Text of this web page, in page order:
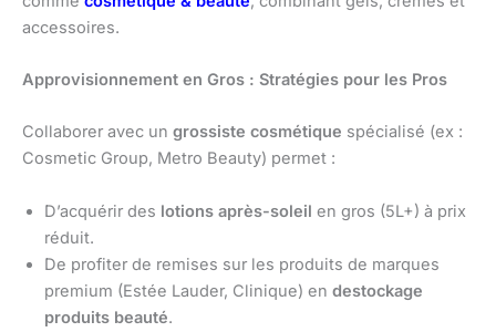
accessoires.
Approvisionnement en Gros : Stratégies pour les Pros
Collaborer avec un grossiste cosmétique spécialisé (ex :
Cosmetic Group, Metro Beauty) permet :
D’acquérir des lotions après-soleil en gros (5L+) à prix
réduit.
De profiter de remises sur les produits de marques
premium (Estée Lauder, Clinique) en destockage
produits beauté.